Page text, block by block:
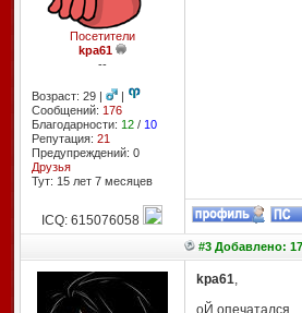
Посетители
kpa61
--
Возраст: 29 |
|
Сообщений: 176
Благодарности: 12/ 10
Репутация: 21
Предупреждений: 0
Друзья
Тут: 15 лет 7 месяцев
ICQ: 615076058
#3 Добавлено:
kpa61,
оЙ опечатался